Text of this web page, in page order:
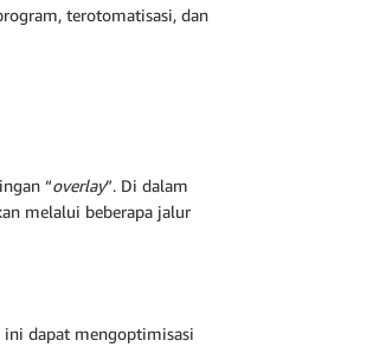
terotomatisasi, dan
“overlay”. Di dalam
melalui beberapa jalur
ini dapat mengoptimisasi